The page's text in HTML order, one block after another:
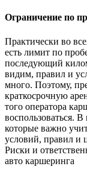
Ограничение по
Практически во
есть лимит по
последующий
видим, правил и
много. Поэтому,
краткосрочную
того оператора
воспользоваться.
которые важно
условий, правил и
Риски и
авто каршеринга